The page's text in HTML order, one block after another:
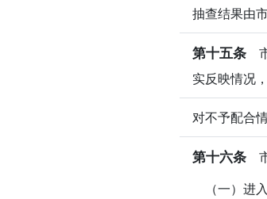
抽查结果由
第十五条
实反映情况
对不予配合
第十六条
（一）进